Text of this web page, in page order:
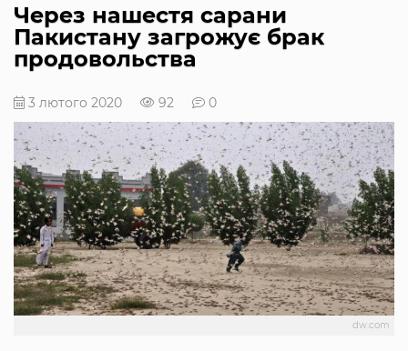
Через нашестя сарани
Пакистану загрожує брак
продовольства
3 лютого 2020 92 0
dw.com